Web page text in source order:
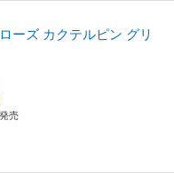
ーズ カクテルピン グリ
売